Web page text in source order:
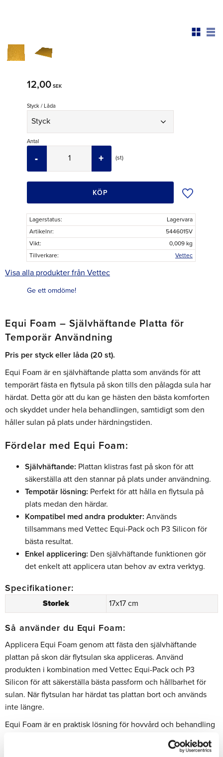
12,00 SEK
Styck / Låda
Antal
st
+
-
KÖP Lägg till i
Lagerstatus
Lagervara
Artikelnr
5446015V
Vikt
0,009 kg
Tillverkare
Vettec
Visa alla produkter från Vettec
Ge ett omdöme!
Equi Foam – Självhäftande Platta för
Temporär Användning
Pris per styck eller låda (20 st).
Equi Foam är en självhäftande platta som används för att
temporärt fästa en flytsula på skon tills den pålagda sula har
härdat. Detta gör att du kan ge hästen den bästa komforten
och skyddet under hela behandlingen, samtidigt som den
håller sulan på plats under härdningstiden.
Fördelar med Equi Foam:
Självhäftande: Plattan klistras fast på skon för att
säkerställa att den stannar på plats under användning.
Tempotär lösning: Perfekt för att hålla en flytsula på
plats medan den härdar.
Kompatibel med andra produkter: Används
tillsammans med Vettec Equi-Pack och P3 Silicon för
bästa resultat.
Enkel applicering: Den självhäftande funktionen gör
det enkelt att applicera utan behov av extra verktyg.
Specifikationer:
Storlek 17x17 cm
Så använder du Equi Foam:
Applicera Equi Foam genom att fästa den självhäftande
plattan på skon där flytsulan ska appliceras. Använd
produkten i kombination med Vettec Equi-Pack och P3
Silicon för att säkerställa bästa passform och hållbarhet för
sulan. När flytsulan har härdat tas plattan bort och används
inte längre.
Equi Foam är en praktisk lösning för hovvård och behandling
upprätthålla en säker och bekväm behandling tills den